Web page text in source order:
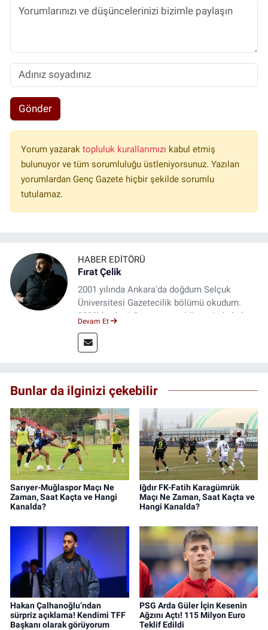
Gönder
Yorum yazarak topluluk kurallarımızı kabul etmiş
bulunuyor ve tüm sorumluluğu üstleniyorsunuz. Yazılan
yorumlardan Genç Gazete hiçbir şekilde sorumlu
tutulamaz.
HABER EDITÖRÜ
Fırat Çelik
2001 yılında Ankara'da doğdum Selçuk
Üniversitesi Gazetecilik bölümü okudum.
2023'den beri Genç gazete bünyesinde haber
Devam Et
Bunlar da ilginizi çekebilir
Sarıyer-Muğlaspor Maçı Ne
Zaman, Saat Kaçta ve Hangi
Kanalda?
Iğdır FK-Fatih Karagümrük
Maçı Ne Zaman, Saat Kaçta ve
Hangi Kanalda?
Hakan Çalhanoğlu’ndan
sürpriz açıklama! Kendimi TFF
Başkanı olarak görüyorum
PSG Arda Güler İçin Kesenin
Ağzını Açtı! 115 Milyon Euro
Teklif Edildi